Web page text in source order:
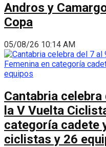
Andros y
Copa
05/08/26 10:14 AM
Cantabria
la V Vuelta
categoría cadete
ciclistas y 26